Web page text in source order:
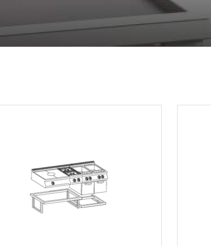
SERIE 900 TOP